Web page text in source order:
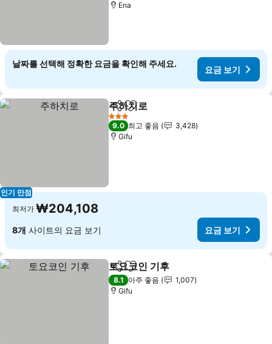
Ena
날짜를 선택해 정확한 요금을 확인해 주세요.
요금 보기
인기 만점
공유 즐겨찾기에 추가
주하치로
3 성급
9.0 최고 좋음
3,428
Gifu
최저가 ₩204,108
8개 사이트의 요금 보기 요금 보기
공유 즐겨찾기에 추가
토요코인 기후
8.1 아주 좋음
1,007
Gifu